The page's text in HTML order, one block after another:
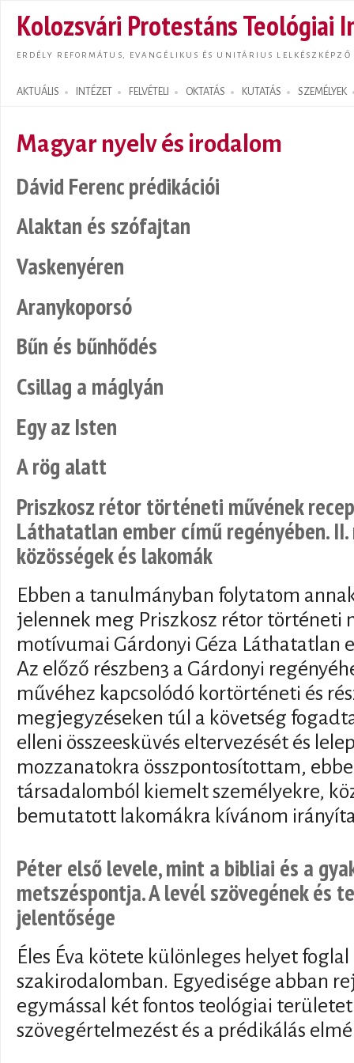
Kolozsvári Protestáns Teológiai
ERDÉLY REFORMÁTUS, EVANGÉLIKUS ÉS UNITÁRIUS LELKÉSZKÉPZŐ
AKTUÁLIS INTÉZET FELVÉTELI OKTATÁS KUTATÁS SZEMÉLYEK
Search form
Magyar nyelv és irodalom
Dávid Ferenc prédikációi
Alaktan és szófajtan
Vaskenyéren
Aranykoporsó
Bűn és bűnhődés
Csillag a máglyán
Egy az Isten
A rög alatt
Priszkosz rétor történeti művének
Láthatatlan ember című regényében.
közösségek és lakomák
Ebben a tanulmányban folytatom
jelennek meg Priszkosz rétor történeti
motívumai Gárdonyi Géza Láthatatlan
Az előző részben3 a Gárdonyi
művéhez kapcsolódó kortörténeti és
megjegyzéseken túl a követség
elleni összeesküvés eltervezését és
mozzanatokra összpontosítottam,
társadalomból kiemelt személyekre,
bemutatott lakomákra kívánom
Péter első levele, mint a bibliai és a
metszéspontja. A levél szövegének és
jelentősége
Éles Éva kötete különleges helyet
szakirodalomban. Egyedisége abban
egymással két fontos teológiai
szövegértelmezést és a prédikálás